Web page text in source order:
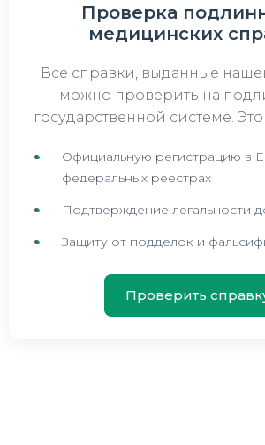
Проверка
медицинских
Все справки, выданные
можно проверить на
государственной системе.
Официальную регистрацию в
федеральных реестрах
Подтверждение легальности
Защиту от подделок и
Проверить